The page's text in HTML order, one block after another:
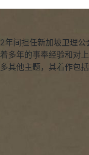
间担任新加坡卫理公
年的事奉经验和对
他主题，其着作包